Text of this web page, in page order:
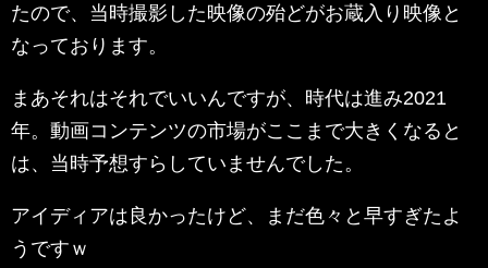
たので、当時撮影した映像の殆どがお蔵入り映像と
なっております。
まあそれはそれでいいんですが、時代は進み2021
年。動画コンテンツの市場がここまで大きくなると
は、当時予想すらしていませんでした。
アイディアは良かったけど、まだ色々と早すぎたよ
うですｗ